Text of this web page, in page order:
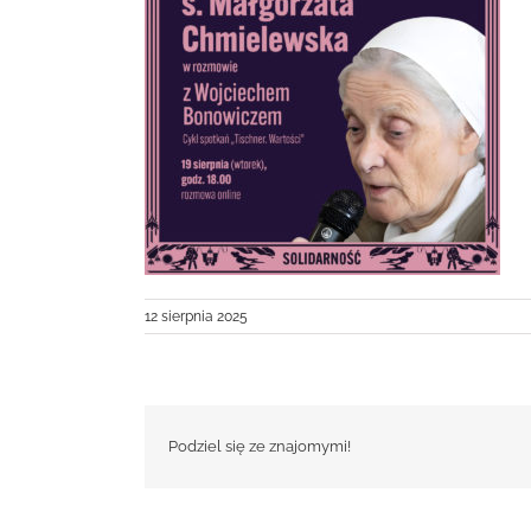
12 sierpnia 2025
Podziel się ze znajomymi!